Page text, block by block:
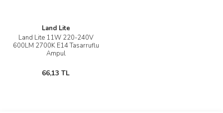
Land Lite
Land Lite 11W 220-240V
600LM 2700K E14 Tasarruflu
Ampul
66,13 TL